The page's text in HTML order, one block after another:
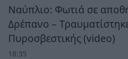
Ναύπλιο: Φωτιά σε
Δρέπανο –
Πυροσβεστικής (video)
18:35